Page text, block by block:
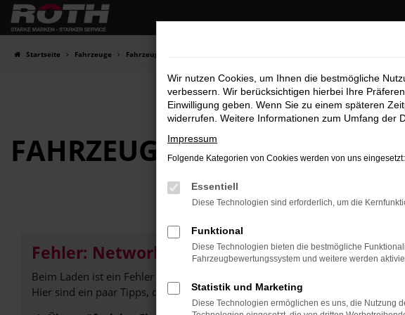
Zum
Hauptinhalt
Startseite Fahrzeuge Fahrzeugbestand
FAHRZEUG-SHOWROOM
Fehler: Network Error
Beim Laden ist ein Fehler aufgetreten.
Hier sind ein paar Tipps, die dir helfen können:
Wir nutzen Cookies, um Ihnen die bestmögliche
verbessern. Wir berücksichtigen hierbei Ihre
Einwilligung geben. Wenn Sie zu einem späteren
widerrufen. Weitere Informationen zum Umfang der
Impressum
Folgende Kategorien von Cookies werden von uns eingesetzt:
Essentiell
Diese Technologien sind erforderlich, um die
Funktional
Diese Technologien bieten die bestmögliche
Fahrzeugbewertungssystem und weitere werden
Statistik und Marketing
Diese Technologien ermöglichen es uns, die Nutzung